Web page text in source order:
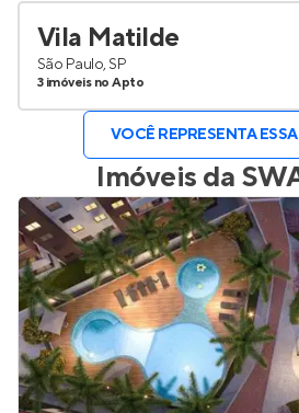
Vila Matilde
São Paulo, SP
3 imóveis no Apto
VOCÊ REPRESENTA
Imóveis da